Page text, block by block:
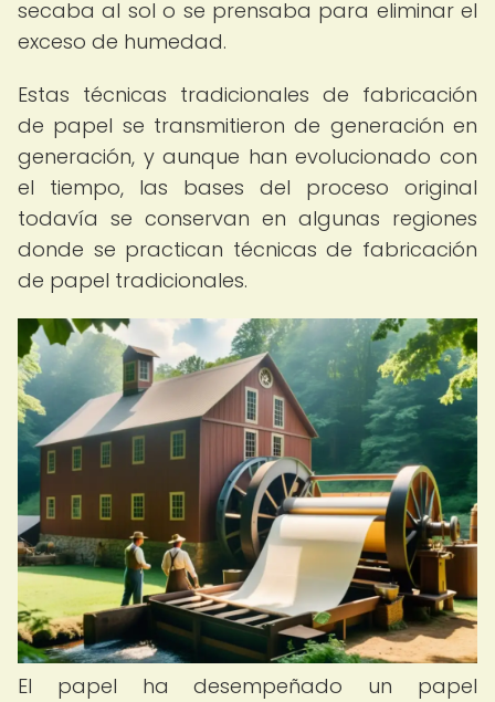
secaba al sol o se prensaba para eliminar el
exceso de humedad.
Estas técnicas tradicionales de fabricación
de papel se transmitieron de generación en
generación, y aunque han evolucionado con
el tiempo, las bases del proceso original
todavía se conservan en algunas regiones
donde se practican técnicas de fabricación
de papel tradicionales.
El papel ha desempeñado un papel